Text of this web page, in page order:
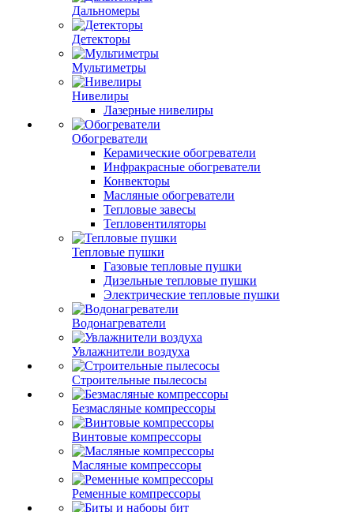
Дальномеры
Детекторы
Мультиметры
Нивелиры
Лазерные нивелиры
Обогреватели
Керамические обогреватели
Инфракрасные обогреватели
Конвекторы
Масляные обогреватели
Тепловые завесы
Тепловентиляторы
Тепловые пушки
Газовые тепловые пушки
Дизельные тепловые пушки
Электрические тепловые пушки
Водонагреватели
Увлажнители воздуха
Строительные пылесосы
Безмасляные компрессоры
Винтовые компрессоры
Масляные компрессоры
Ременные компрессоры